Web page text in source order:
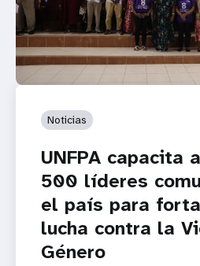
Noticias
UNFPA capacita
500 líderes
el país para
lucha contra la
Género